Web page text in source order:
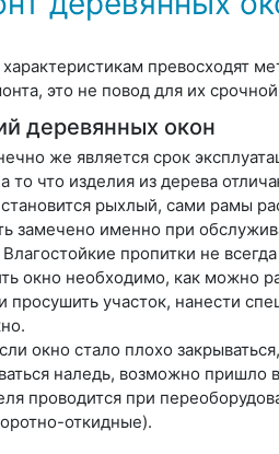
превосходят
это не повод для их
деревянных окон
же является срок
то что изделия из дерева
рыхлый, сами рамы
замечено именно при
пропитки не
окно необходимо, как можно
участок, нанести
окно стало плохо
наледь, возможно пришло
проводится при
откидные).